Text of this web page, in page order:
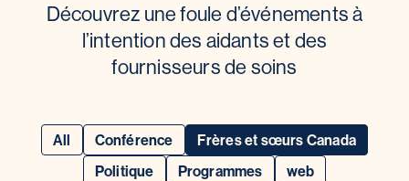
Découvrez une foule d’événements à
l’intention des aidants et des
fournisseurs de soins
All Conférence
Frères et sœurs Canada
Politique
Programmes
web